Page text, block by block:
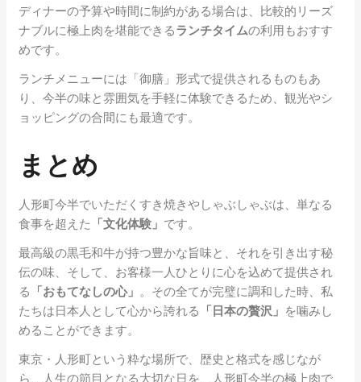
ディナーの予算や時間に制約がある場合は、比較的リーズ
ナブルに極上肉を堪能できるランチタイムの利用もおすす
めです。
ランチメニューには「御膳」形式で提供されるものもあ
り、今半の味と雰囲気を手軽に体験できるため、観光やシ
ョッピングの合間にも最適です。
まとめ
人形町今半でいただくすき焼きやしゃぶしゃぶは、単なる
食事を超えた 「文化体験」 です。
最高級の黒毛和牛が持つ豊かな旨味と、それを引き出す秘
伝の味、そして、お客様一人ひとりに心を込めて提供され
る 「おもてなしの心」 。その全てが完璧に調和した時、私
たちは日本人として心から誇れる 「日本の贅沢」 を噛みし
めることができます。
東京・人形町という粋な場所で、歴史と格式を感じなが
ら、人生の節目となる大切な日を、人形町今半の極上肉で